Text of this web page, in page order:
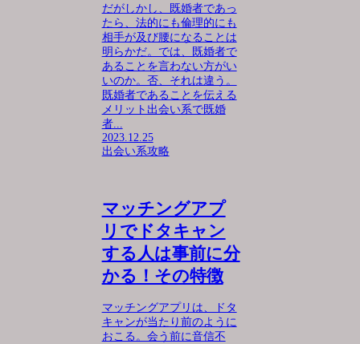
だがしかし、既婚者であっ
たら、法的にも倫理的にも
相手が及び腰になることは
明らかだ。では、既婚者で
あることを言わない方がい
いのか。否、それは違う。
既婚者であることを伝える
メリット出会い系で既婚
者...
2023.12.25
出会い系攻略
マッチングアプ
リでドタキャン
する人は事前に分
かる！その特徴
マッチングアプリは、ドタ
キャンが当たり前のように
おこる。会う前に音信不